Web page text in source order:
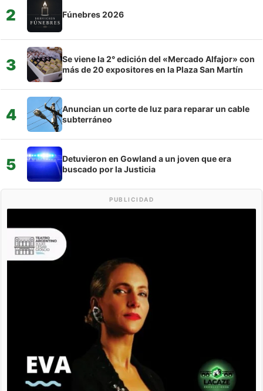
2 Fúnebres 2026
3
Se viene la 2° edición del «Mercado Alfajor» con
más de 20 expositores en la Plaza San Martín
4
Anuncian un corte de luz para reparar un cable
subterráneo
5
Detuvieron en Gowland a un joven que era
buscado por la Justicia
PUBLICIDAD